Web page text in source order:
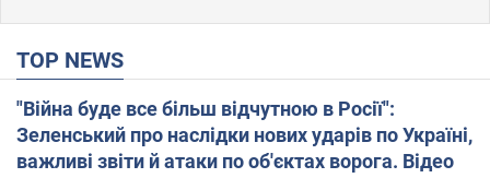
TOP NEWS
"Війна буде все більш відчутною в Росії":
Зеленський про наслідки нових ударів по Україні,
важливі звіти й атаки по об'єктах ворога. Відео